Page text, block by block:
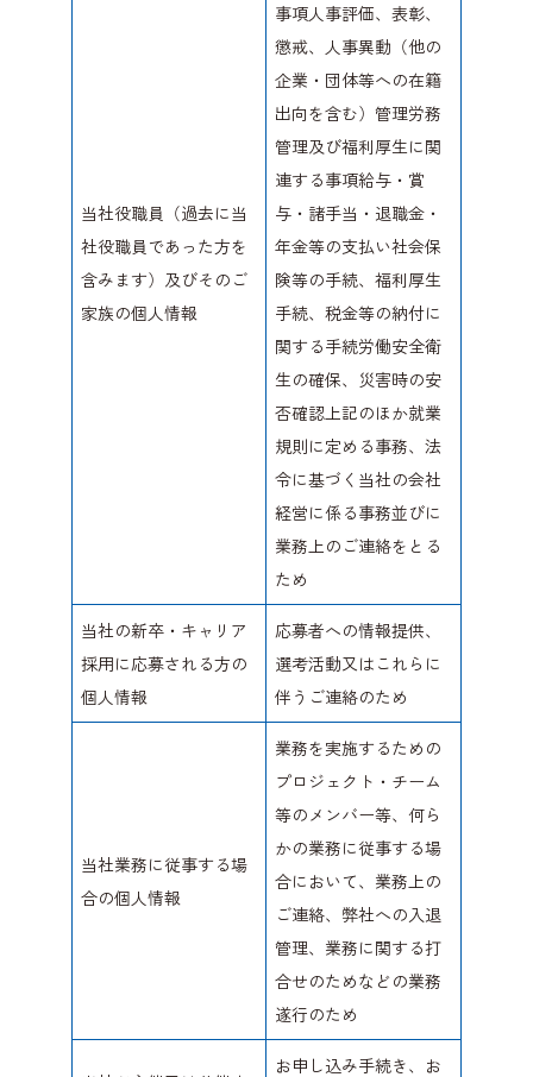
当社役職員（過去に当
社役職員であった方を
含みます）及びそのご
家族の個人情報
事項人事評価、表彰、
懲戒、人事異動（他の
企業・団体等への在籍
出向を含む）管理労務
管理及び福利厚生に関
連する事項給与・賞
与・諸手当・退職金・
年金等の支払い社会保
険等の手続、福利厚生
手続、税金等の納付に
関する手続労働安全衛
生の確保、災害時の安
否確認上記のほか就業
規則に定める事務、法
令に基づく当社の会社
経営に係る事務並びに
業務上のご連絡をとる
ため
当社の新卒・キャリア
採用に応募される方の
個人情報
応募者への情報提供、
選考活動又はこれらに
伴うご連絡のため
当社業務に従事する場
合の個人情報
業務を実施するための
プロジェクト・チーム
等のメンバー等、何ら
かの業務に従事する場
合において、業務上の
ご連絡、弊社への入退
管理、業務に関する打
合せのためなどの業務
遂行のため
お申し込み手続き、お